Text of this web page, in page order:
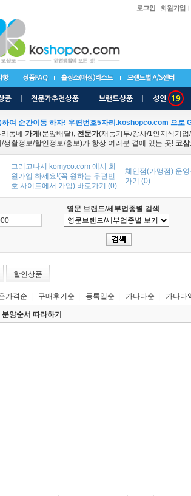
하여 순간이동 하자! 우편번호5자리.koshopco.com 으로
동네 가게 (문앞배달), 전문가(재능기부/강사/1인지식기업
생활정보/할인정보/홍보)가 항상 여러분 곁에 있는 곳! 코
그리고나서 komyco.com 에서 회
원가입 하세요!(꼭 원하는 우편번
호 사이트에서 가입) 바로가기 (0)
체인점(가맹점) 운
가기 (0)
영문 브랜드/세부업종별 검색
할인상품
가격순 구매후기순 등록일순 가나다순 가나다
양순서 따라하기